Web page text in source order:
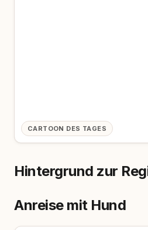
Hintergrund zur
CARTOON DES TAGES
Anreise mit Hund